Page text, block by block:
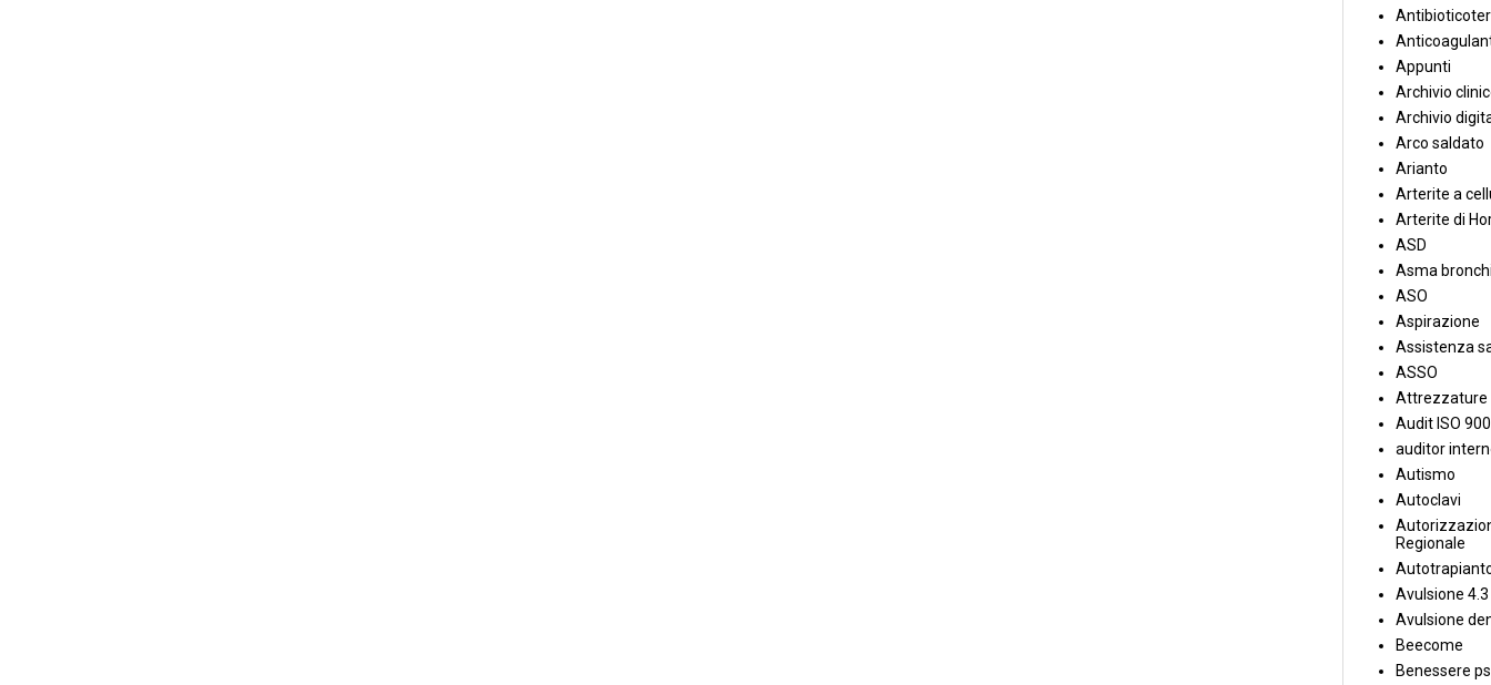
Appunti
Archivio
Archivio
Arco saldato
Arianto
Arterite a
Arterite di
ASD
Asma
ASO
Aspirazione
Assistenza
ASSO
Attrezzature
Audit ISO
auditor
Autismo
Autoclavi
Regionale
Avulsione 4.3
Avulsione
Beecome
Benessere